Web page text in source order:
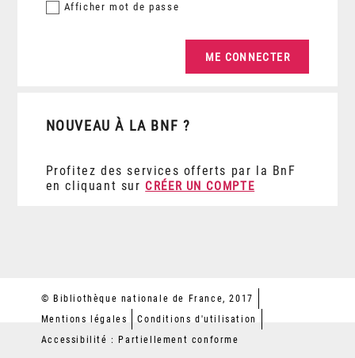
Afficher mot de passe
NOUVEAU À LA BNF ?
Profitez des services offerts par la BnF
en cliquant sur CRÉER UN COMPTE
© Bibliothèque nationale de France, 2017
Mentions légales
Conditions d'utilisation
Accessibilité : Partiellement conforme